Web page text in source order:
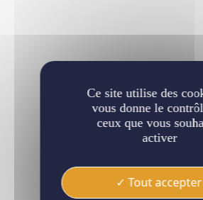
Ce site utilise des
vous donne le
ceux que vous
activer
Tout accepter